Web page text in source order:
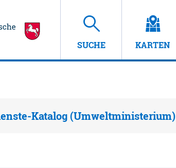
SUCHE KARTEN
Katalog (Umweltministerium)